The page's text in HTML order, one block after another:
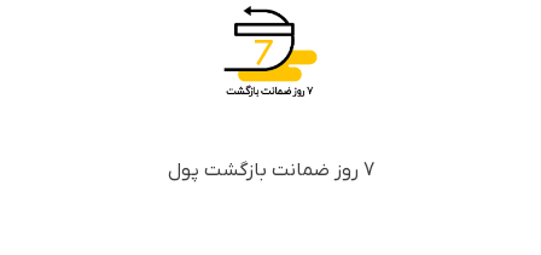
7 روز ضمانت بازگشت پول